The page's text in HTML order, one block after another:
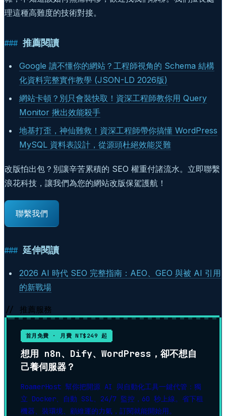
理這種高難度的技術對接。
推薦閱讀
Google 讀不懂你的網站？工程師視角的 Schema 結構
化資料完整實作教學 (JSON-LD 2026版)
網站卡頓？別只會裝快取！資深工程師教你用 Query
Monitor 揪出效能殺手
地基打歪，神仙難救！資深工程師帶你搞懂 WordPress
MySQL 資料表設計，從源頭杜絕效能災難
改版怕出包？別讓辛苦累積的 SEO 權重付諸流水。立即聯繫
浪花科技，讓我們為您的網站改版保駕護航！
聯繫我們
延伸閱讀
2026 AI 時代 SEO 完整指南：AEO、GEO 與被 AI 引用
的新戰場
// 推薦服務
首月免費 · 月費 NT$249 起
想用 n8n、Dify、WordPress，卻不想自
己養伺服器？
RoamerHost 幫你把開源 AI 與自動化工具一鍵代管：獨
立 Docker、自動 SSL、24/7 監控，60 秒上線。省下租
機器、裝環境、顧維運的力氣，訂閱就能開始用。